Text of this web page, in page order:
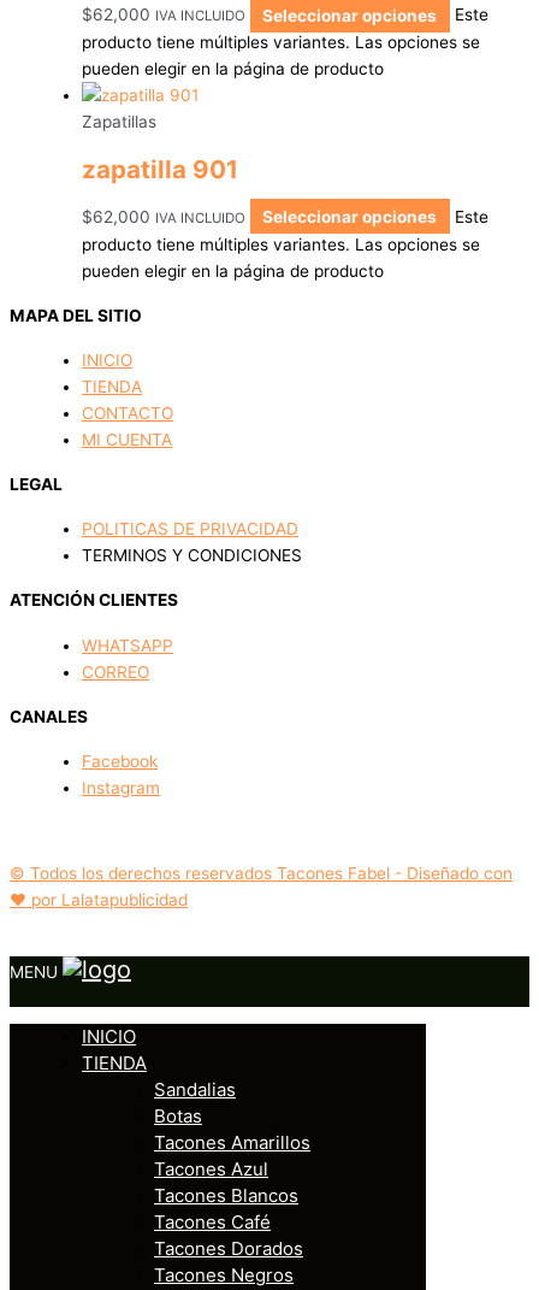
$62,000 IVA INCLUIDO Seleccionar opciones
Este
producto tiene múltiples variantes. Las opciones se
pueden elegir en la página de producto
Zapatillas
zapatilla 901
$62,000 IVA INCLUIDO Seleccionar opciones
Este
producto tiene múltiples variantes. Las opciones se
pueden elegir en la página de producto
MAPA DEL SITIO
INICIO
TIENDA
CONTACTO
MI CUENTA
LEGAL
POLITICAS DE PRIVACIDAD
TERMINOS Y CONDICIONES
ATENCIÓN CLIENTES
WHATSAPP
CORREO
CANALES
Facebook
Instagram
© Todos los derechos reservados Tacones Fabel - Diseñado con
❤️ por Lalatapublicidad
MENU
INICIO
TIENDA
Sandalias
Botas
Tacones Amarillos
Tacones Azul
Tacones Blancos
Tacones Café
Tacones Dorados
Tacones Negros